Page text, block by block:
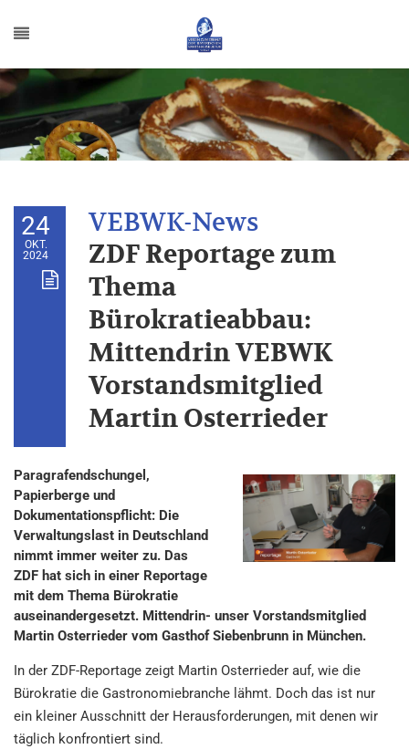
24
OKT.
2024
ZDF Reportage zum
Thema
Bürokratieabbau:
Mittendrin VEBWK
Vorstandsmitglied
Martin Osterrieder
Paragrafendschungel,
Papierberge und
Dokumentationspflicht: Die
Verwaltungslast in Deutschland
nimmt immer weiter zu. Das
ZDF hat sich in einer Reportage
mit dem Thema Bürokratie
auseinandergesetzt. Mittendrin- unser Vorstandsmitglied
Martin Osterrieder vom Gasthof Siebenbrunn in München.
In der ZDF-Reportage zeigt Martin Osterrieder auf, wie die
Bürokratie die Gastronomiebranche lähmt. Doch das ist nur
ein kleiner Ausschnitt der Herausforderungen, mit denen wir
täglich konfrontiert sind.